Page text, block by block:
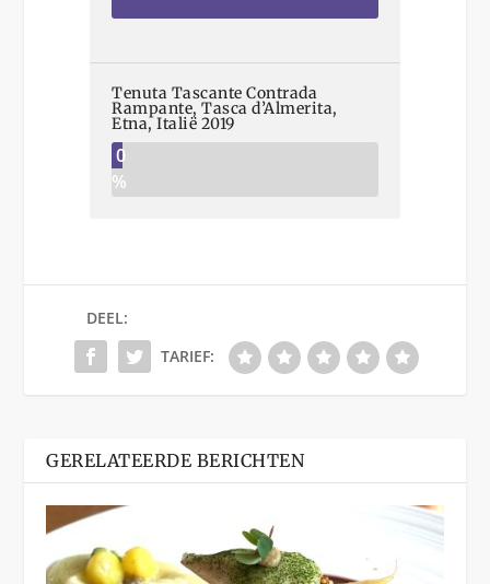
Tenuta Tascante Contrada
Rampante, Tasca d’Almerita,
Etna, Italië 2019
0
%
DEEL:
TARIEF:
GERELATEERDE BERICHTEN